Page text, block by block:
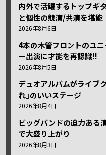
内外で活躍するトップギ
と個性の競演/共演を堪能
2026年8月6日
4本の木管フロントのユ
ー出演に才能を再認識!!
2026年8月5日
デュオアルバムがライブ
れ｣のいいステージ
2026年8月4日
ビッグバンドの迫力ある
で大盛り上がり
2026年8月3日